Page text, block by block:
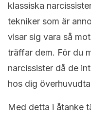
klassiska
tekniker som är
visar sig vara så
träffar dem. För du
narcissister då de
hos dig
Med detta i åtanke